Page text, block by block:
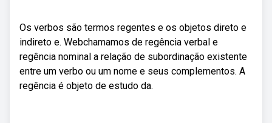
Os verbos são termos regentes e os objetos direto e
indireto e. Webchamamos de regência verbal e
regência nominal a relação de subordinação existente
entre um verbo ou um nome e seus complementos. A
regência é objeto de estudo da.